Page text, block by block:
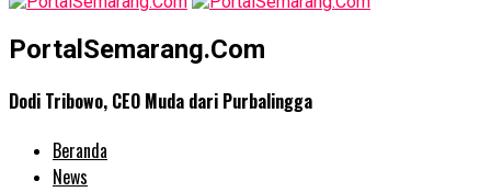
PortalSemarang.Com
Dodi Tribowo, CEO Muda dari Purbalingga
Beranda
News